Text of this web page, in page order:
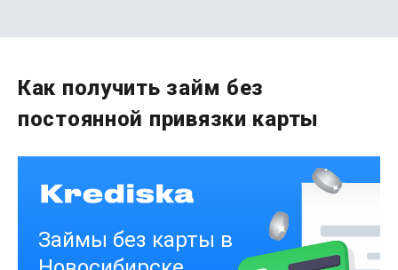
Сумма до50 000₽
от 1до 21 дня
Получить
Как получить займ без
постоянной привязки карты